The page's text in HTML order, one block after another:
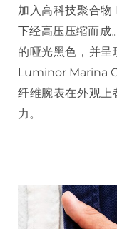
加入高科技聚合
下经高压压缩而成
的哑光黑色，并
Luminor Marina
纤维腕表在外观上
力。